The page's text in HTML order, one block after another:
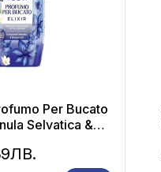
Per Bucato
Selvatica &